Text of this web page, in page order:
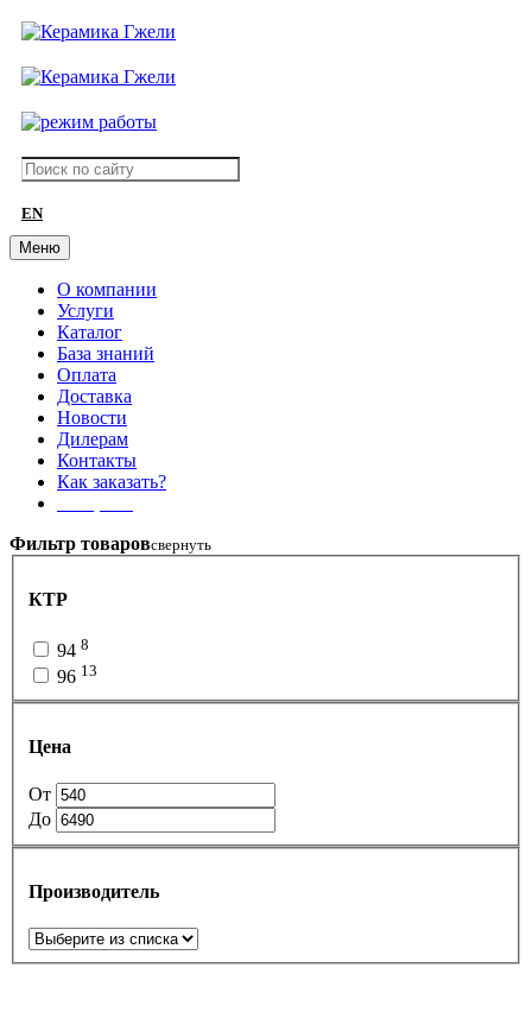
EN
Меню
О компании
Услуги
Каталог
База знаний
Оплата
Доставка
Новости
Дилерам
Контакты
Как заказать?
Фильтр товаровсвернуть
КТР
94 8
96 13
Цена
От
До
Производитель